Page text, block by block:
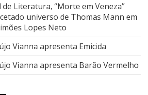
Literatura, “Morte em Veneza”
universo de Thomas Mann em
Lopes Neto
Vianna apresenta Emicida
Vianna apresenta Barão Vermelho